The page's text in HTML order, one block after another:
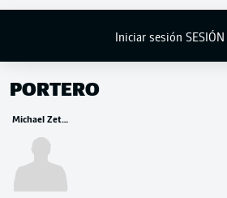
Iniciar sesión SESIÓN
PORTERO
Michael Zetterer